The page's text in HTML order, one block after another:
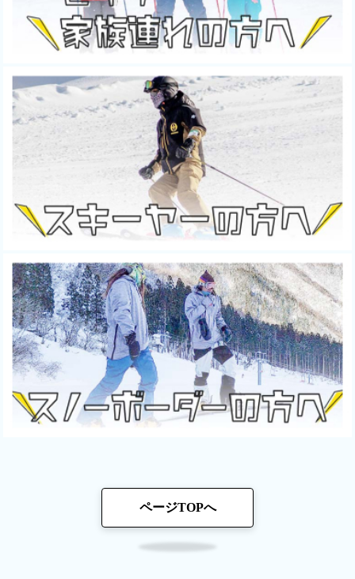
ページTOPへ